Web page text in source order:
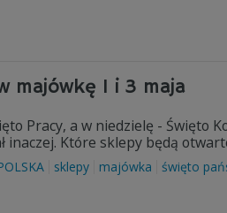
majówkę 1 i 3 maja
Pracy, a w niedzielę - Święto
inaczej. Które sklepy będą
sklepy majówka święto